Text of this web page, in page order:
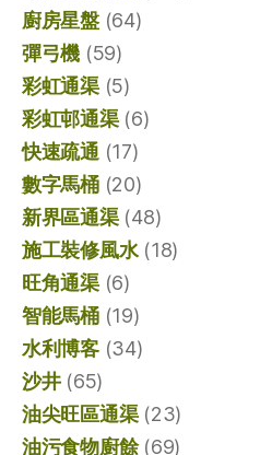
廚房星盤(64)
彈弓機 (59)
彩虹通渠(5)
彩虹邨通渠(6)
快速疏通 (17)
數字馬桶(20)
新界區通渠(48)
施工裝修風水(18)
旺角通渠(6)
智能馬桶(19)
水利博客(34)
沙井(65)
油尖旺區通渠(23)
油污食物廚餘(69)